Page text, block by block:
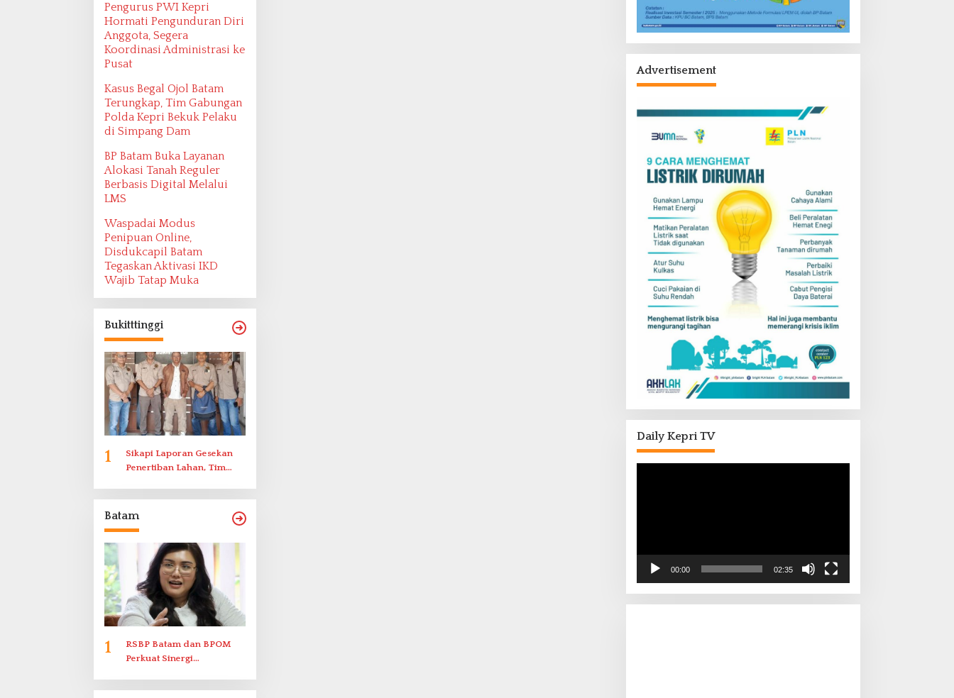
Pengurus PWI Kepri
Hormati Pengunduran Diri
Anggota, Segera
Koordinasi Administrasi ke
Pusat
Kasus Begal Ojol Batam
Terungkap, Tim Gabungan
Polda Kepri Bekuk Pelaku
di Simpang Dam
BP Batam Buka Layanan
Alokasi Tanah Reguler
Berbasis Digital Melalui
LMS
Waspadai Modus
Penipuan Online,
Disdukcapil Batam
Tegaskan Aktivasi IKD
Wajib Tatap Muka
Bukitttinggi
1
Sikapi Laporan Gesekan
Penertiban Lahan, Tim
Batam
1
RSBP Batam dan BPOM
Perkuat Sinergi
Advertisement
Daily Kepri TV
00:00 02:35